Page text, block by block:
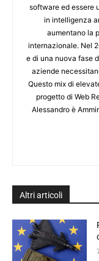
software ed essere
in intelligenza
aumentano la
internazionale. Nel
e di una nuova fase
aziende
Questo mix di
progetto di Web
Alessandro è
Altri articoli